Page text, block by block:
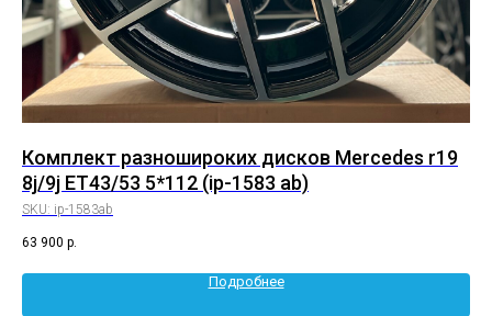
Комплект разношироких дисков Mercedes r19
8j/9j ET43/53 5*112 (ip-1583 ab)
SKU: ip-1583ab
63 900 р.
Подробнее